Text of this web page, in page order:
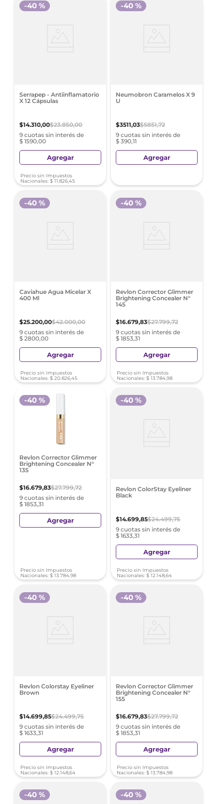
Serrapep - Antiinflamatorio
X 12 Cápsulas
$14.310,00$23.850,00
9 cuotas sin interés de
$ 1590,00
-40 %
Agregar
Precio sin Impuestos
Nacionales: $ 11.826,45
Neumobron Caramelos X 9
U
$3511,03$5851,72
9 cuotas sin interés de
$ 390,11
-40 %
Agregar
Caviahue Agua Micelar X
400 Ml
$25.200,00$42.000,00
9 cuotas sin interés de
$ 2800,00
-40 %
Agregar
Precio sin Impuestos
Nacionales: $ 20.826,45
Revlon Corrector Glimmer
Brightening Concealer N°
145
$16.679,83$27.799,72
9 cuotas sin interés de
$ 1853,31
-40 %
Agregar
Precio sin Impuestos
Nacionales: $ 13.784,98
Revlon Corrector Glimmer
Brightening Concealer N°
135
$16.679,83$27.799,72
9 cuotas sin interés de
$ 1853,31
-40 %
Agregar
Precio sin Impuestos
Nacionales: $ 13.784,98
Revlon ColorStay Eyeliner
Black
$14.699,85$24.499,75
9 cuotas sin interés de
$ 1633,31
-40 %
Agregar
Precio sin Impuestos
Nacionales: $ 12.148,64
Revlon Colorstay Eyeliner
Brown
$14.699,85$24.499,75
9 cuotas sin interés de
$ 1633,31
-40 %
Agregar
Precio sin Impuestos
Nacionales: $ 12.148,64
Revlon Corrector Glimmer
Brightening Concealer N°
155
$16.679,83$27.799,72
9 cuotas sin interés de
$ 1853,31
-40 %
Agregar
Precio sin Impuestos
Nacionales: $ 13.784,98
-40 % -40 %